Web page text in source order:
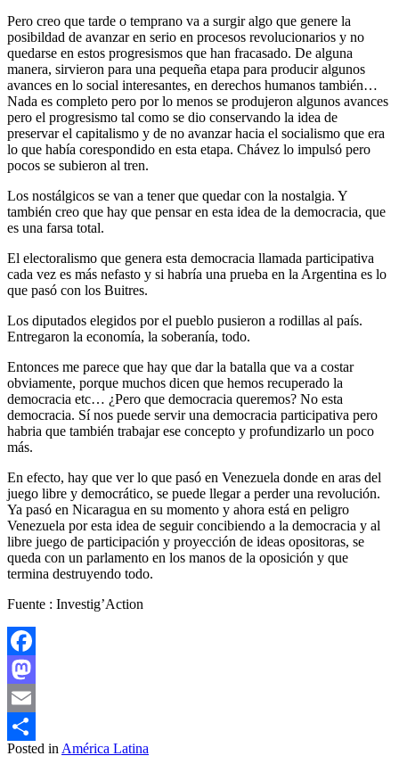
Pero creo que tarde o temprano va a surgir algo que genere la
posibildad de avanzar en serio en procesos revolucionarios y no
quedarse en estos progresismos que han fracasado. De alguna
manera, sirvieron para una pequeña etapa para producir algunos
avances en lo social interesantes, en derechos humanos también…
Nada es completo pero por lo menos se produjeron algunos avances
pero el progresismo tal como se dio conservando la idea de
preservar el capitalismo y de no avanzar hacia el socialismo que era
lo que había corespondido en esta etapa. Chávez lo impulsó pero
pocos se subieron al tren.
Los nostálgicos se van a tener que quedar con la nostalgia. Y
también creo que hay que pensar en esta idea de la democracia, que
es una farsa total.
El electoralismo que genera esta democracia llamada participativa
cada vez es más nefasto y si habría una prueba en la Argentina es lo
que pasó con los Buitres.
Los diputados elegidos por el pueblo pusieron a rodillas al país.
Entregaron la economía, la soberanía, todo.
Entonces me parece que hay que dar la batalla que va a costar
obviamente, porque muchos dicen que hemos recuperado la
democracia etc… ¿Pero que democracia queremos? No esta
democracia. Sí nos puede servir una democracia participativa pero
habria que también trabajar ese concepto y profundizarlo un poco
más.
En efecto, hay que ver lo que pasó en Venezuela donde en aras del
juego libre y democrático, se puede llegar a perder una revolución.
Ya pasó en Nicaragua en su momento y ahora está en peligro
Venezuela por esta idea de seguir concibiendo a la democracia y al
libre juego de participación y proyección de ideas opositoras, se
queda con un parlamento en los manos de la oposición y que
termina destruyendo todo.
Fuente : Investig’Action
Facebook
Mastodon
Email
Compartir
Posted in América Latina